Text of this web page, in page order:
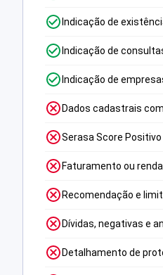
Indicação de
Indicação de
Indicação de
Dados cadastrais
Serasa Score Positivo
Faturamento ou
Recomendação e
Dívidas, negativas e
Detalhamento de